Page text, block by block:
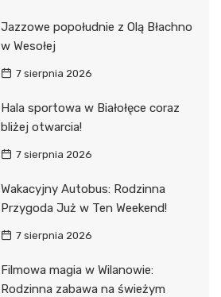
Jazzowe popołudnie z Olą Błachno
w Wesołej
7 sierpnia 2026
Hala sportowa w Białołęce coraz
bliżej otwarcia!
7 sierpnia 2026
Wakacyjny Autobus: Rodzinna
Przygoda Już w Ten Weekend!
7 sierpnia 2026
Filmowa magia w Wilanowie:
Rodzinna zabawa na świeżym